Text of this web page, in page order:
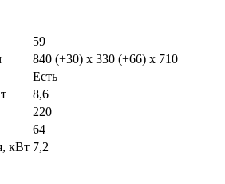
59
840 (+30) x 330 (+66) x 710
Есть
8,6
220
64
кВт 7,2